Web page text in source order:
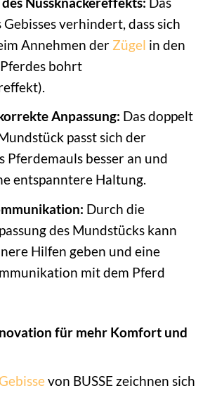
verhindert, dass sich
Annehmen der Zügel in den
bohrt
Anpassung: Das doppelt
passt sich der
Pferdemauls besser an und
entspanntere Haltung.
Durch die
des Mundstücks kann
Hilfen geben und eine
mit dem Pferd
für mehr Komfort und
Gebissevon BUSSE zeichnen sich